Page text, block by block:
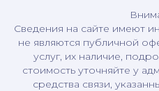
Сведения на сайте имеют
не являются публичной
услуг, их наличие,
стоимость уточняйте у
средства связи,